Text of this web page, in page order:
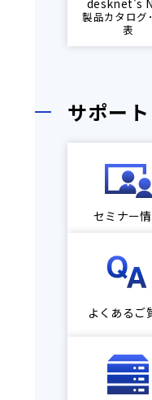
製品カタログ
表
サポート
セミナー
よくあるご